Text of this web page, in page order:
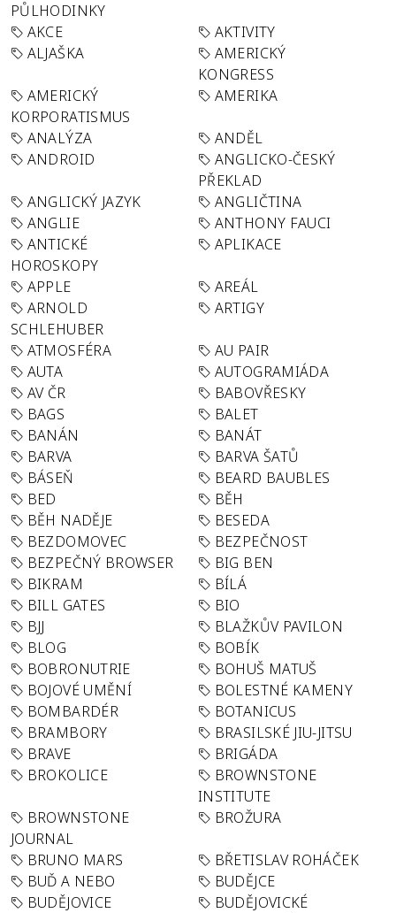
PŮLHODINKY
AKCE
AKTIVITY
ALJAŠKA
AMERICKÝ
KONGRESS
AMERICKÝ
KORPORATISMUS
AMERIKA
ANALÝZA
ANDĚL
ANDROID
ANGLICKO-ČESKÝ
PŘEKLAD
ANGLICKÝ JAZYK
ANGLIČTINA
ANGLIE
ANTHONY FAUCI
ANTICKÉ
HOROSKOPY
APLIKACE
APPLE
AREÁL
ARNOLD
SCHLEHUBER
ARTIGY
ATMOSFÉRA
AU PAIR
AUTA
AUTOGRAMIÁDA
AV ČR
BABOVŘESKY
BAGS
BALET
BANÁN
BANÁT
BARVA
BARVA ŠATŮ
BÁSEŇ
BEARD BAUBLES
BED
BĚH
BĚH NADĚJE
BESEDA
BEZDOMOVEC
BEZPEČNOST
BEZPEČNÝ BROWSER
BIG BEN
BIKRAM
BÍLÁ
BILL GATES
BIO
BJJ
BLAŽKŮV PAVILON
BLOG
BOBÍK
BOBRONUTRIE
BOHUŠ MATUŠ
BOJOVÉ UMĚNÍ
BOLESTNÉ KAMENY
BOMBARDÉR
BOTANICUS
BRAMBORY
BRASILSKÉ JIU-JITSU
BRAVE
BRIGÁDA
BROKOLICE
BROWNSTONE
INSTITUTE
BROWNSTONE
JOURNAL
BROŽURA
BRUNO MARS
BŘETISLAV ROHÁČEK
BUĎ A NEBO
BUDĚJCE
BUDĚJOVICE
BUDĚJOVICKÉ